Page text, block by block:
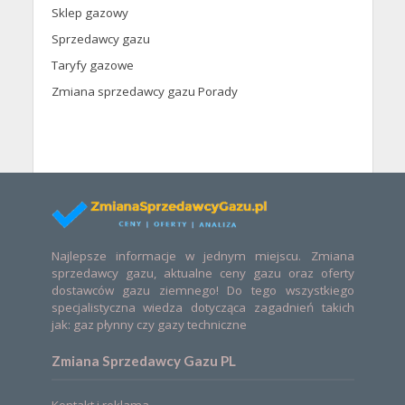
Sklep gazowy
Sprzedawcy gazu
Taryfy gazowe
Zmiana sprzedawcy gazu Porady
Najlepsze informacje w jednym miejscu. Zmiana
sprzedawcy gazu, aktualne ceny gazu oraz oferty
dostawców gazu ziemnego! Do tego wszystkiego
specjalistyczna wiedza dotycząca zagadnień takich
jak: gaz płynny czy gazy techniczne
Zmiana Sprzedawcy Gazu PL